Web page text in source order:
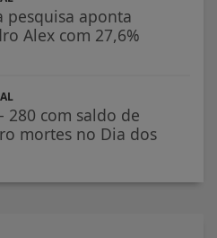
pesquisa aponta
Alex com 27,6%
280 com saldo de
mortes no Dia dos